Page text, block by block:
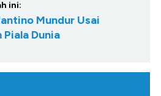
ini:
Mundur Usai
Dunia